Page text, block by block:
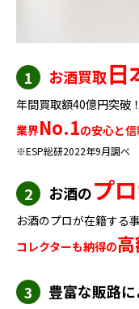
1 お酒買取日
年間買取額40億円突破！
業界No.1の安心と
※ESP総研2022年9月調べ
2 お酒のプ
お酒のプロが在籍する事
コレクターも納得の
3 豊富な販路に